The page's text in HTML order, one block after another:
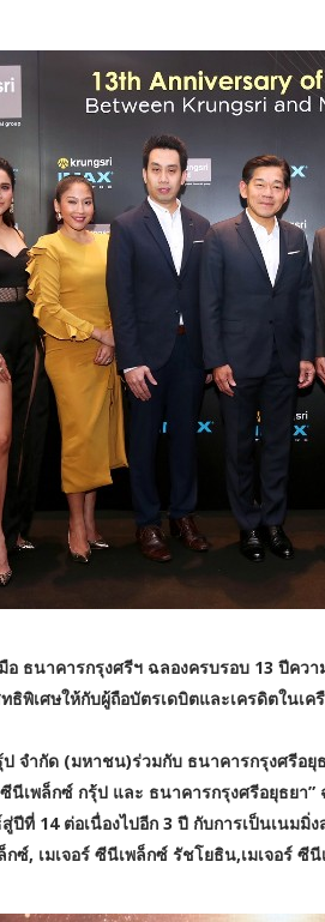
อ ธนาคารกรุงศรีฯ ฉลองครบรอบ 13 ปีค
ธิพิเศษให้กับผู้ถือบัตรเดบิตและเครดิตในเค
ป จำกัด (มหาชน)ร่วมกับ ธนาคารกรุงศรีอ
ซีนีเพล็กซ์ กรุ้ป และ ธนาคารกรุงศรีอยุธย
ที่ 14 ต่อเนื่องไปอีก 3 ปี กับการเป็นเนมมิ่
ซ์, เมเจอร์ ซีนีเพล็กซ์ รัชโยธิน,เมเจอร์ ซี